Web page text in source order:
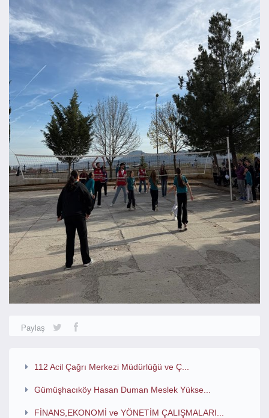
Paylaş
112 Acil Çağrı Merkezi Müdürlüğü ve Ç...
Gümüşhacıköy Hasan Duman Meslek Yükse...
FİNANS,EKONOMİ ve YÖNETİM ÇALIŞMALARI...